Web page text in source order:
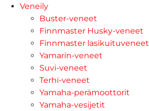
Veneily
Buster-veneet
Finnmaster Husky-veneet
Finnmaster lasikuituveneet
Yamarin-veneet
Suvi-veneet
Terhi-veneet
Yamaha-perämoottorit
Yamaha-vesijetit